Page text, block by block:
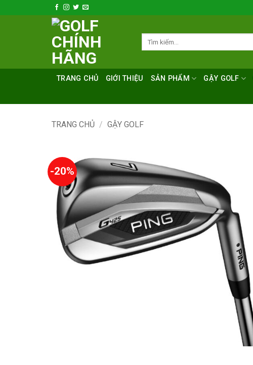
qua
TRANG CHỦ GIỚI THIỆU SẢN PHẨM GẬY GOLF
TRANG CHỦ / GẬY GOLF
-20%